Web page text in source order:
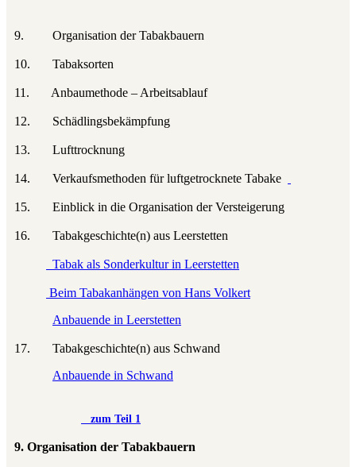
9. Organisation der Tabakbauern
10. Tabaksorten
11. Anbaumethode – Arbeitsablauf
12. Schädlingsbekämpfung
13. Lufttrocknung
14. Verkaufsmethoden für luftgetrocknete Tabake
15. Einblick in die Organisation der Versteigerung
16. Tabakgeschichte(n) aus Leerstetten
Tabak als Sonderkultur in Leerstetten
Beim Tabakanhängen von Hans Volkert
Anbauende in Leerstetten
17. Tabakgeschichte(n) aus Schwand
Anbauende in Schwand
zum Teil 1
9. Organisation der Tabakbauern